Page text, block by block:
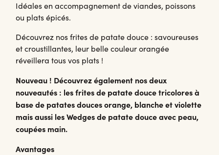
Idéales en accompagnement de viandes, poissons
ou plats épicés.
Découvrez nos frites de patate douce : savoureuses
et croustillantes, leur belle couleur orangée
réveillera tous vos plats !
Nouveau ! Découvrez également nos deux
nouveautés : les frites de patate douce tricolores à
base de patates douces orange, blanche et violette
mais aussi les Wedges de patate douce avec peau,
coupées main.
Avantages